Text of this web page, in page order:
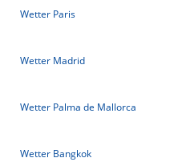
Wetter Paris
Wetter Madrid
Wetter Palma de Mallorca
Wetter Bangkok